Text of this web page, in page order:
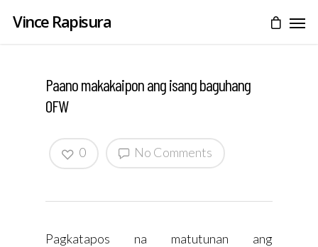
Vince Rapisura
Paano makakaipon ang isang baguhang
OFW
No Comments
0
Pagkatapos na matutunan ang